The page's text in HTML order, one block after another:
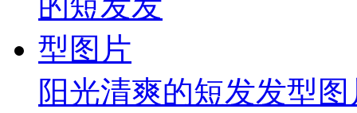
阳光清爽的短发发型图